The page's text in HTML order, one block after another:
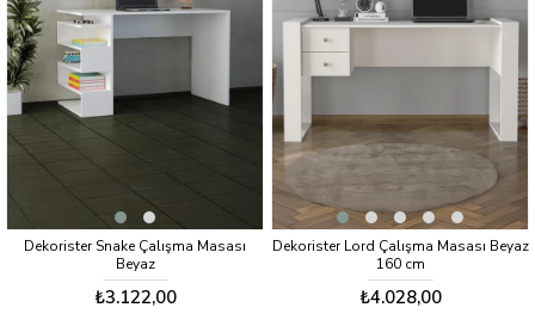
Dekorister Snake Çalışma Masası
Beyaz
₺3.122,00
Dekorister Lord Çalışma Masası Beyaz
160 cm
₺4.028,00